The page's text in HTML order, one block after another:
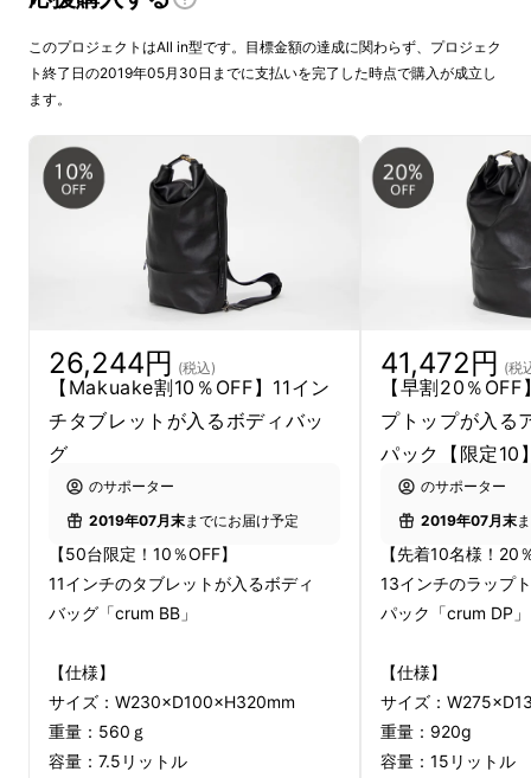
造）はそのままハンドルとしての機能を持ち、
特徴的な意匠へと昇華しました。
このプロジェクトはAll in型です。目標金額の達成に関わらず、プロジェク
ト終了日の2019年05月30日までに支払いを完了した時点で購入が成立し
ます。
26,244円 (税込)
【Makuake割10％OFF】11イン
チタブレットが入るボディバッ
グ
のサポーター
2019年07月末までにお届け予定
【50台限定！10％OFF】
11インチのタブレットが入るボディ
バッグ「crum BB」
【仕様】
サイズ：W230×D100×H320mm
重量：560ｇ
容量：7.5リットル
41,472円 (税
【早割20％
プトップが入る
パック【限定10
のサポーター
2019年07月末
【先着10名様！20
13インチのラップ
パック「crum DP」
【仕様】
サイズ：
重量：920g
容量：15リットル